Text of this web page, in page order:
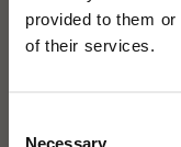
provided to them
of their services.
Necessary
Morris.